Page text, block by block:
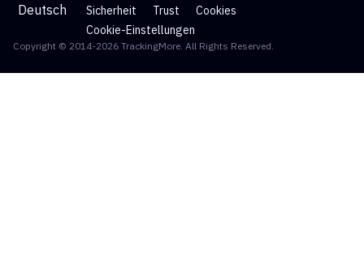
Deutsch
Sicherheit
Trust
Cookies
Cookie-Einstellungen
Copyright © 2014-2026 TrackingMore. All Rights Reserved.